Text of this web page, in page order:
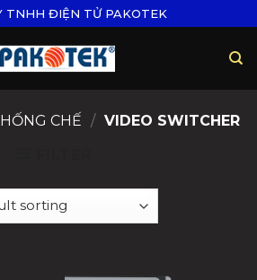
TNHH ĐIỆN TỬ PAKOTEK
CHẾ / VIDEO SWITCHER